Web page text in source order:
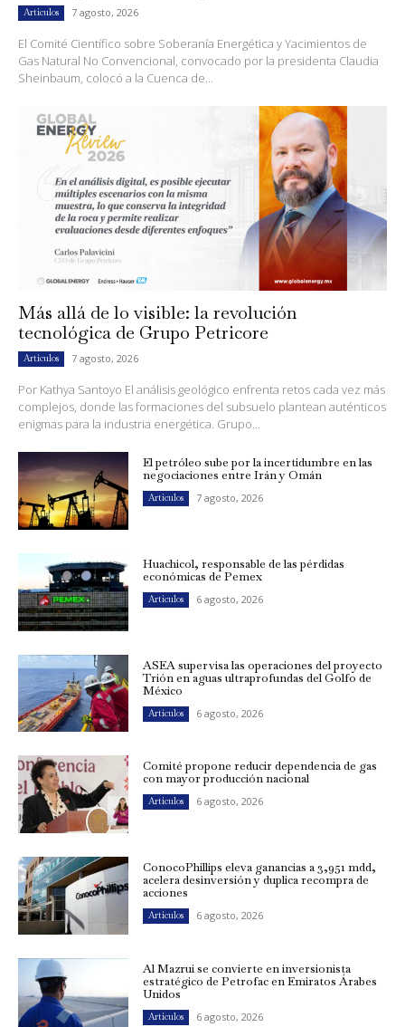
Artículos 7 agosto, 2026
El Comité Científico sobre Soberanía Energética y Yacimientos de
Gas Natural No Convencional, convocado por la presidenta Claudia
Sheinbaum, colocó a la Cuenca de...
Más allá de lo visible: la revolución
tecnológica de Grupo Petricore
Artículos 7 agosto, 2026
Por Kathya Santoyo El análisis geológico enfrenta retos cada vez más
complejos, donde las formaciones del subsuelo plantean auténticos
enigmas para la industria energética. Grupo...
El petróleo sube por la incertidumbre en las
negociaciones entre Irán y Omán
Artículos 7 agosto, 2026
Huachicol, responsable de las pérdidas
económicas de Pemex
Artículos 6 agosto, 2026
ASEA supervisa las operaciones del proyecto
Trión en aguas ultraprofundas del Golfo de
México
Artículos 6 agosto, 2026
Comité propone reducir dependencia de gas
con mayor producción nacional
Artículos 6 agosto, 2026
ConocoPhillips eleva ganancias a 3,951 mdd,
acelera desinversión y duplica recompra de
acciones
Artículos 6 agosto, 2026
Al Mazrui se convierte en inversionista
estratégico de Petrofac en Emiratos Árabes
Unidos
Artículos 6 agosto, 2026